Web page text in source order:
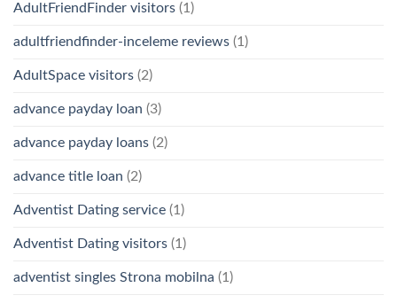
AdultFriendFinder visitors (1)
adultfriendfinder-inceleme reviews (1)
AdultSpace visitors (2)
advance payday loan (3)
advance payday loans (2)
advance title loan (2)
Adventist Dating service (1)
Adventist Dating visitors (1)
adventist singles Strona mobilna (1)